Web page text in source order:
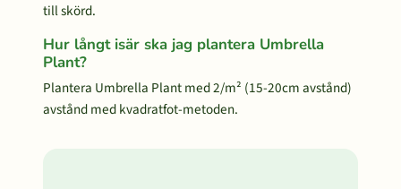
till skörd.
Hur långt isär ska jag plantera Umbrella
Plant?
Plantera Umbrella Plant med 2/m² (15-20cm avstånd)
avstånd med kvadratfot-metoden.